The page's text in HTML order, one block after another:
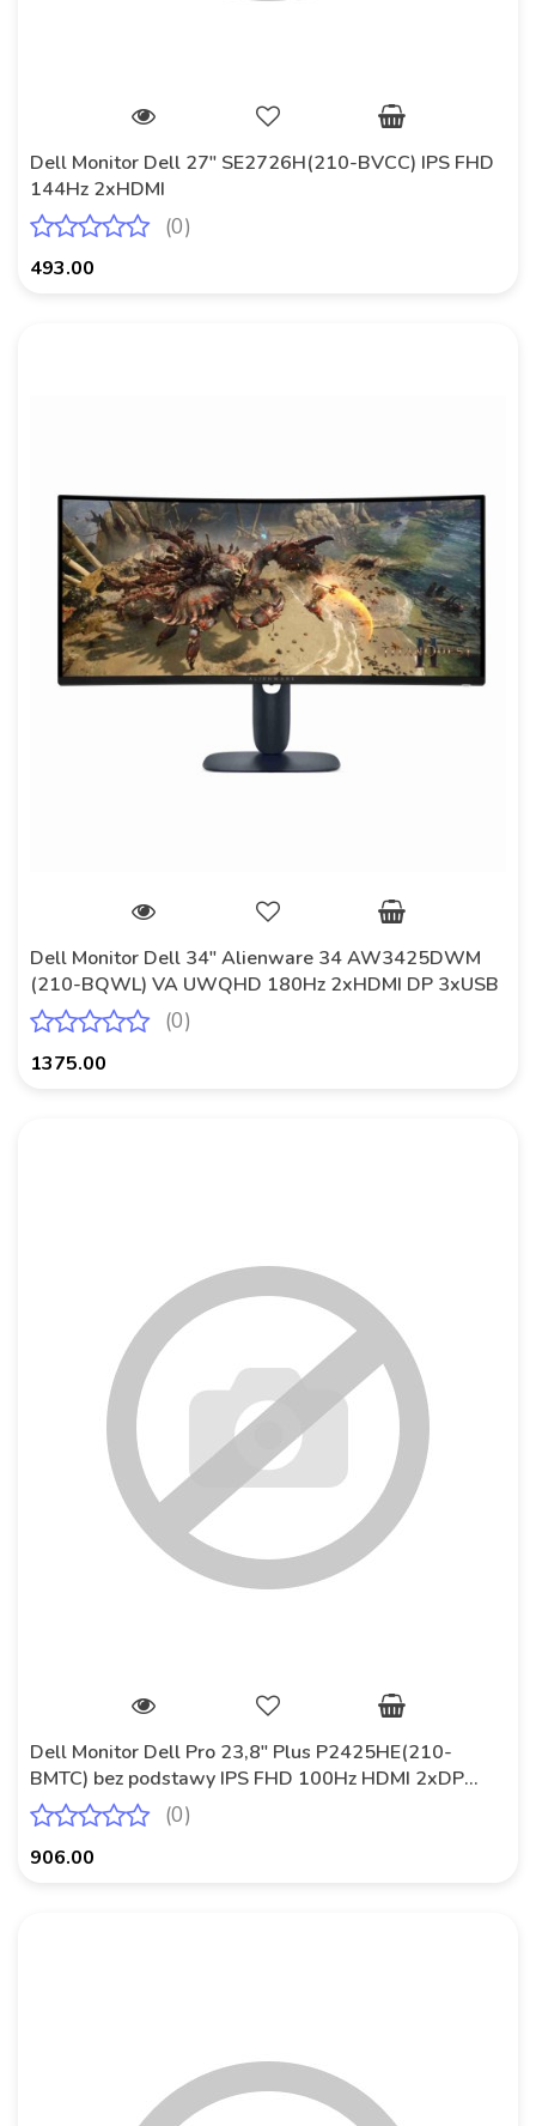
Dell Monitor Dell 27" SE2726H(210-BVCC) IPS FHD
144Hz 2xHDMI
(0)
493.00
Dell Monitor Dell 34" Alienware 34 AW3425DWM
(210-BQWL) VA UWQHD 180Hz 2xHDMI DP 3xUSB
(0)
1375.00
Dell Monitor Dell Pro 23,8" Plus P2425HE(210-
BMTC) bez podstawy IPS FHD 100Hz HDMI 2xDP
HUB RJ45
(0)
906.00